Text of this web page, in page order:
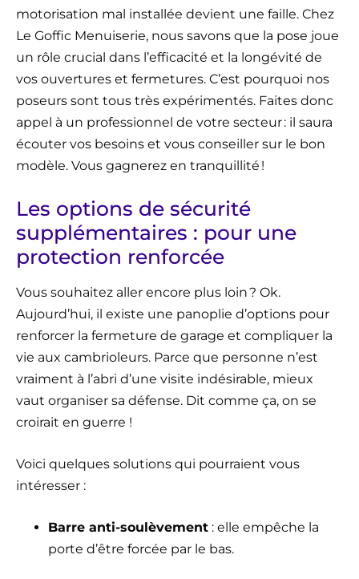
motorisation mal installée devient une faille. Chez
Le Goffic Menuiserie, nous savons que la pose joue
un rôle crucial dans l’efficacité et la longévité de
vos ouvertures et fermetures. C’est pourquoi nos
poseurs sont tous très expérimentés. Faites donc
appel à un professionnel de votre secteur : il saura
écouter vos besoins et vous conseiller sur le bon
modèle. Vous gagnerez en tranquillité !
Les options de sécurité
supplémentaires : pour une
protection renforcée
Vous souhaitez aller encore plus loin ? Ok.
Aujourd’hui, il existe une panoplie d’options pour
renforcer la fermeture de garage et compliquer la
vie aux cambrioleurs. Parce que personne n’est
vraiment à l’abri d’une visite indésirable, mieux
vaut organiser sa défense. Dit comme ça, on se
croirait en guerre !
Voici quelques solutions qui pourraient vous
intéresser :
Barre anti-soulèvement : elle empêche la
porte d’être forcée par le bas.